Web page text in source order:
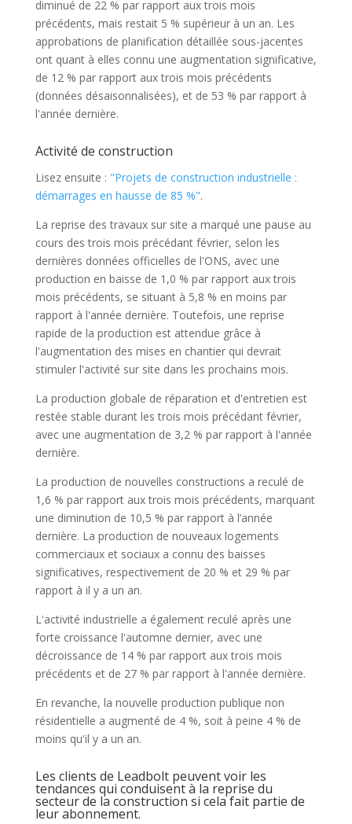
diminué de 22 % par rapport aux trois mois
précédents, mais restait 5 % supérieur à un an. Les
approbations de planification détaillée sous-jacentes
ont quant à elles connu une augmentation significative,
de 12 % par rapport aux trois mois précédents
(données désaisonnalisées), et de 53 % par rapport à
l'année dernière.
Activité de construction
Lisez ensuite : "Projets de construction industrielle :
démarrages en hausse de 85 %".
La reprise des travaux sur site a marqué une pause au
cours des trois mois précédant février, selon les
dernières données officielles de l'ONS, avec une
production en baisse de 1,0 % par rapport aux trois
mois précédents, se situant à 5,8 % en moins par
rapport à l'année dernière. Toutefois, une reprise
rapide de la production est attendue grâce à
l'augmentation des mises en chantier qui devrait
stimuler l'activité sur site dans les prochains mois.
La production globale de réparation et d'entretien est
restée stable durant les trois mois précédant février,
avec une augmentation de 3,2 % par rapport à l'année
dernière.
La production de nouvelles constructions a reculé de
1,6 % par rapport aux trois mois précédents, marquant
une diminution de 10,5 % par rapport à l’année
dernière. La production de nouveaux logements
commerciaux et sociaux a connu des baisses
significatives, respectivement de 20 % et 29 % par
rapport à il y a un an.
L'activité industrielle a également reculé après une
forte croissance l'automne dernier, avec une
décroissance de 14 % par rapport aux trois mois
précédents et de 27 % par rapport à l'année dernière.
En revanche, la nouvelle production publique non
résidentielle a augmenté de 4 %, soit à peine 4 % de
moins qu'il y a un an.
Les clients de Leadbolt peuvent voir les
tendances qui conduisent à la reprise du
secteur de la construction si cela fait partie de
leur abonnement.